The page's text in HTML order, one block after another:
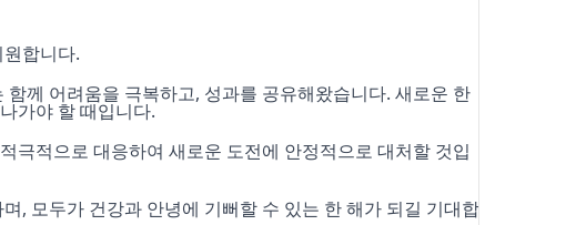
합니다.
께 어려움을 극복하고, 성과를 공유해왔습니다. 새로운 한
가야 할 때입니다.
극적으로 대응하여 새로운 도전에 안정적으로 대처할 것입
, 모두가 건강과 안녕에 기뻐할 수 있는 한 해가 되길 기대합